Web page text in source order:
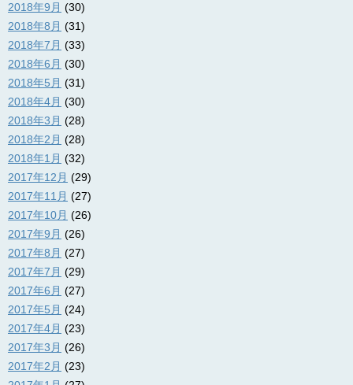
2018年9月 (30)
2018年8月 (31)
2018年7月 (33)
2018年6月 (30)
2018年5月 (31)
2018年4月 (30)
2018年3月 (28)
2018年2月 (28)
2018年1月 (32)
2017年12月 (29)
2017年11月 (27)
2017年10月 (26)
2017年9月 (26)
2017年8月 (27)
2017年7月 (29)
2017年6月 (27)
2017年5月 (24)
2017年4月 (23)
2017年3月 (26)
2017年2月 (23)